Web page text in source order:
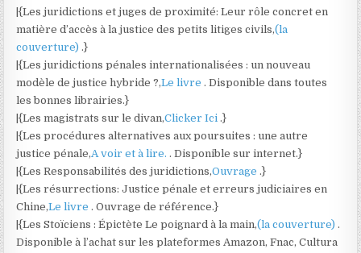
|{Les juridictions et juges de proximité: Leur rôle concret en
matière d’accès à la justice des petits litiges civils,(la
couverture).}
|{Les juridictions pénales internationalisées : un nouveau
modèle de justice hybride ?,Le livre. Disponible dans toutes
les bonnes librairies.}
|{Les magistrats sur le divan,Clicker Ici.}
|{Les procédures alternatives aux poursuites : une autre
justice pénale,A voir et à lire.. Disponible sur internet.}
|{Les Responsabilités des juridictions,Ouvrage.}
|{Les résurrections: Justice pénale et erreurs judiciaires en
Chine,Le livre. Ouvrage de référence.}
|{Les Stoïciens : Épictète Le poignard à la main,(la couverture).
Disponible à l’achat sur les plateformes Amazon, Fnac, Cultura